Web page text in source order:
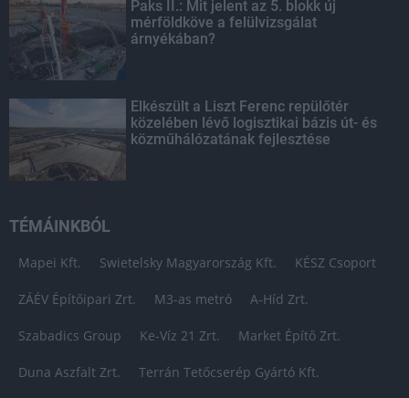
Paks II.: Mit jelent az 5. blokk új
mérföldköve a felülvizsgálat
árnyékában?
Elkészült a Liszt Ferenc repülőtér
közelében lévő logisztikai bázis út- és
közműhálózatának fejlesztése
TÉMÁINKBÓL
Mapei Kft. Swietelsky Magyarország Kft. KÉSZ Csoport
ZÁÉV Építőipari Zrt. M3-as metró A-Híd Zrt.
Szabadics Group Ke-Víz 21 Zrt. Market Építő Zrt.
Duna Aszfalt Zrt. Terrán Tetőcserép Gyártó Kft.